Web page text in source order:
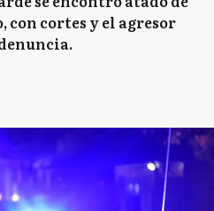
con cortes y el agresor